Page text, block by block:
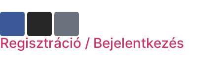
Regisztráció / Bejelentkezés